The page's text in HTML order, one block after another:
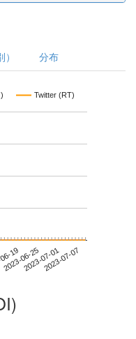
分布
Twitter (RT)
19
2023-06-252023-07-012023-07-07